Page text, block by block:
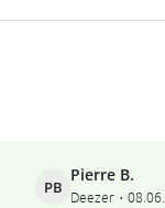
PB
Pierre B.
Deezer